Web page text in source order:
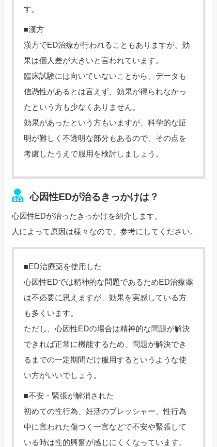
す。
■漢方
漢方でED治療が行われることもありますが、効
果は個人差が大きいと言われています。
臨床試験には向いていないことから、データも
信憑性があるとは言えず、効果が得られなかっ
たという方も少なくありません。
効果があったという方もいますが、科学的な証
明が難しく不透明な部分もあるので、その点を
考慮したうえで服用を検討しましょう。
心因性EDが治るきっかけは？
心因性EDが治ったきっかけを紹介します。
人によって原因は様々なので、参考にしてください。
■ED治療薬を使用した
心因性EDでは精神的な問題であるためED治療薬
は不必要に思えますが、効果を実感している方
も多くいます。
ただし、心因性EDの場合は精神的な問題が解決
できれば正常に機能するため、問題が解決でき
るまでの一定期間だけ服用するというような使
い方がいいでしょう。
■不安・緊張が解消された
初めての性行為、妊活のプレッシャー、性行為
中に言われた傷つく一言などで不安や緊張して
いる時は性的興奮が感じにくくなっています。